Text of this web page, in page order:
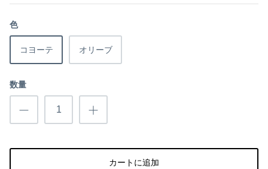
その他
フード
ino/uto(イノ/ウト)
色
コヨーテ オリーブ
数量
カートに追加